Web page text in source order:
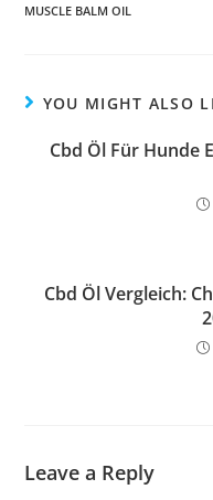
MUSCLE BALM OIL
YOU MIGHT ALSO
Cbd Öl Für Hunde
Cbd Öl Vergleich:
Leave a Reply